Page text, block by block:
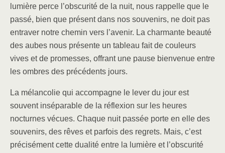
lumière perce l’obscurité de la nuit, nous rappelle que le
passé, bien que présent dans nos souvenirs, ne doit pas
entraver notre chemin vers l’avenir. La charmante beauté
des aubes nous présente un tableau fait de couleurs
vives et de promesses, offrant une pause bienvenue entre
les ombres des précédents jours.
La mélancolie qui accompagne le lever du jour est
souvent inséparable de la réflexion sur les heures
nocturnes vécues. Chaque nuit passée porte en elle des
souvenirs, des rêves et parfois des regrets. Mais, c’est
précisément cette dualité entre la lumière et l’obscurité